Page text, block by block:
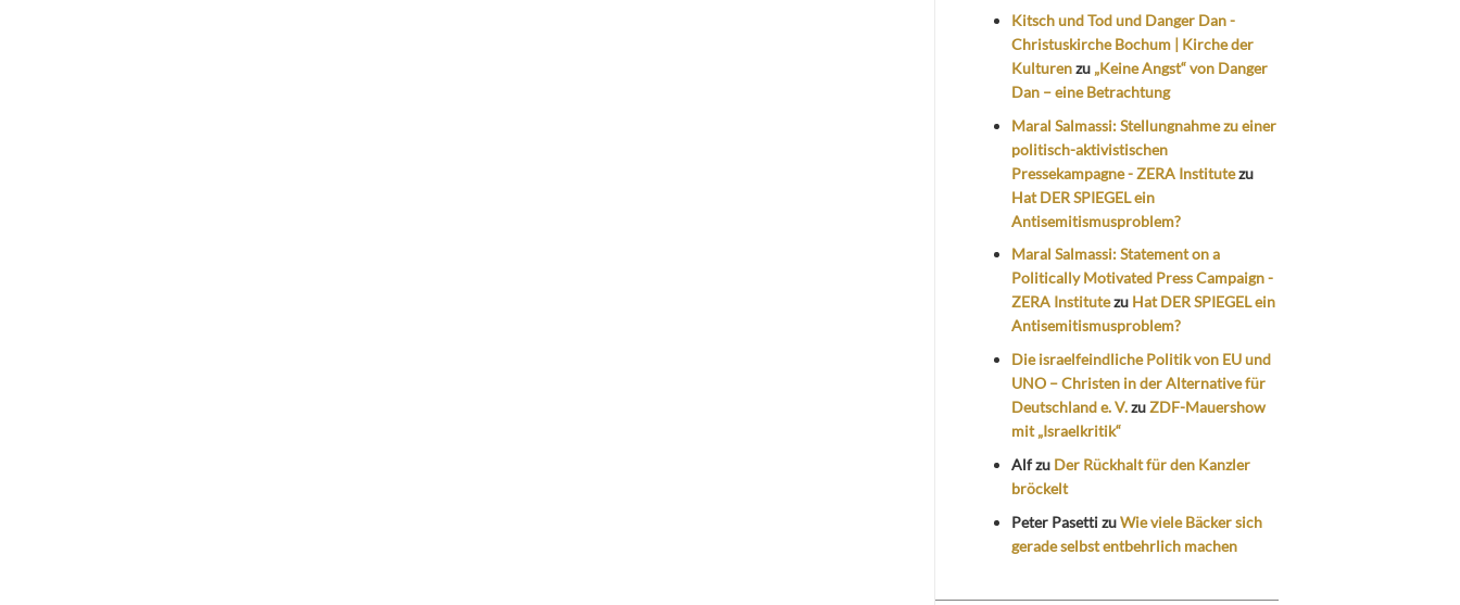
Kitsch und Tod und Danger Dan -
Christuskirche Bochum | Kirche der
Kulturenzu „Keine Angst“ von Danger
Dan – eine Betrachtung
Maral Salmassi: Stellungnahme zu einer
politisch-aktivistischen
Pressekampagne - ZERA Institutezu
Hat DER SPIEGEL ein
Antisemitismusproblem?
Maral Salmassi: Statement on a
Politically Motivated Press Campaign -
ZERA Institutezu Hat DER SPIEGEL ein
Antisemitismusproblem?
Die israelfeindliche Politik von EU und
UNO – Christen in der Alternative für
Deutschland e. V.zuZDF-Mauershow
mit „Israelkritik“
Alfzu Der Rückhalt für den Kanzler
bröckelt
Peter PasettizuWie viele Bäcker sich
gerade selbst entbehrlich machen